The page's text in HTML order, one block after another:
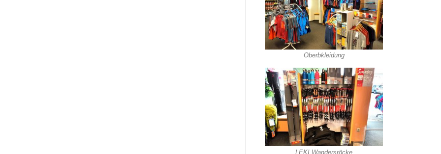
Oberbkleidung
LEKI Wandersröcke